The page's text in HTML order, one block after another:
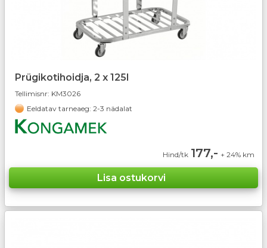
Prügikotihoidja, 2 x 125l
Tellimisnr: KM3026
Eeldatav tarneaeg: 2-3 nädalat
Hind/tk 177,- + 24% km